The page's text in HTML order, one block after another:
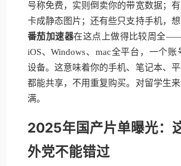
号称免费，实则倒卖你的带宽数据；
卡成静态图片；还有些只支持手机，想
番茄加速器在这点上做得比较周全——
iOS、Windows、mac全平台，一个
设备。这意味着你的手机、笔记本、
都能共享，不用重复购买。对留学生
满。
2025年国产片单曝光：
外党不能错过